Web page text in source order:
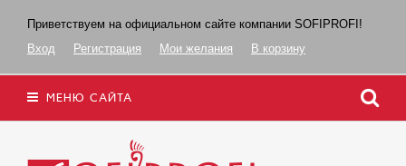
Приветствуем на официальном сайте компании SOFIPROFI!
Вход
Регистрация Мои желания В корзину
МЕНЮ САЙТА